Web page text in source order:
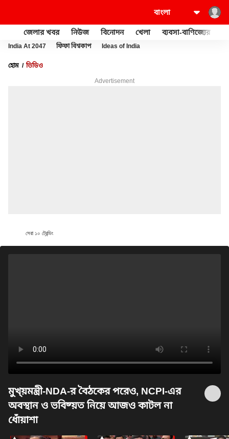
জেলার খবর নিউজ বিনোদন খেলা ব্যবসা-বাণিজ্যের
India At 2047 ফিফা বিশ্বকাপ Ideas of India
হোম ভিডিও
Advertisement
সেরা ১০ ট্রেন্ডিং
মুখ্য়মন্ত্রী-NDA-র বৈঠকের পরেও, NCPI-এর
অবস্থান ও ভবিষ্য়ত নিয়ে আজও কাটল না
ধোঁয়াশা